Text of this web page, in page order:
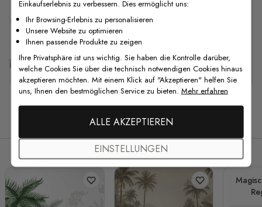
F.A.Q
Kostenlose Anpassung
Verwandte Produkte
Einkaufserlebnis zu verbessern. Dies ermöglicht uns:
Ihr Browsing-Erlebnis zu personalisieren
Unsere Website zu optimieren
Ihnen passende Produkte zu zeigen
Ihre Privatsphäre ist uns wichtig. Sie haben die Kontrolle darüber,
welche Cookies Sie über die technisch notwendigen Cookies hinaus
akzeptieren möchten. Mit einem Klick auf "Akzeptieren" helfen Sie
uns, Ihnen den bestmöglichen Service zu bieten. Mehr erfahren
ALLE AKZEPTIEREN
EINSTELLUNGEN